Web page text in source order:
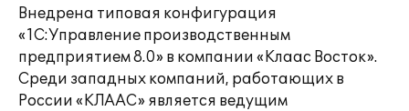
Внедрена типовая конфигурация
«1С:Управление производственным
предприятием 8.0» в компании «Клаас Восток».
Среди западных компаний, работающих в
России «КЛААС» является ведущим